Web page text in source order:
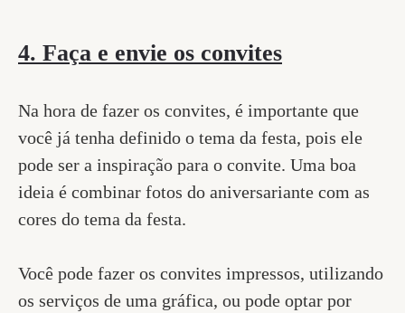
4. Faça e envie os convites
Na hora de fazer os convites, é importante que
você já tenha definido o tema da festa, pois ele
pode ser a inspiração para o convite. Uma boa
ideia é combinar fotos do aniversariante com as
cores do tema da festa.
Você pode fazer os convites impressos, utilizando
os serviços de uma gráfica, ou pode optar por